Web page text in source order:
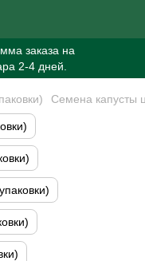
заказа на
2-4 дней.
Семена капусты